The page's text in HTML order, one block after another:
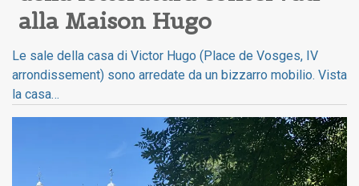
alla Maison Hugo
Le sale della casa di Victor Hugo (Place de Vosges, IV
arrondissement) sono arredate da un bizzarro mobilio. Vista
la casa…